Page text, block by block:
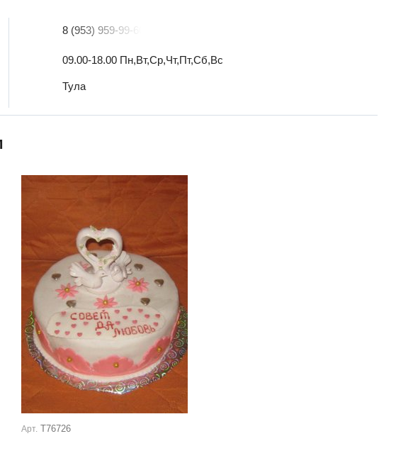
8 (953) 959-99-60
09.00-18.00 Пн,Вт,Ср,Чт,Пт,Сб,Вс
Тула
Арт. Т76726